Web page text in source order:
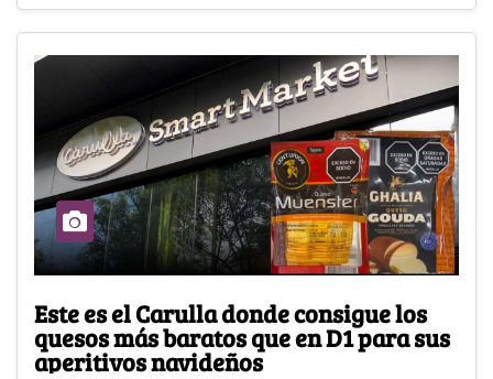
Este es el Carulla donde consigue los
quesos más baratos que en D1 para sus
aperitivos navideños